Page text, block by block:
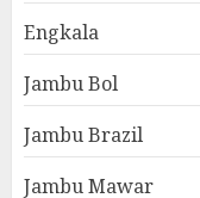
Engkala
Jambu Bol
Jambu Brazil
Jambu Mawar